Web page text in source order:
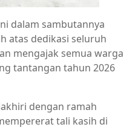
dalam sambutannya
atas dedikasi seluruh
mengajak semua warga
tantangan tahun 2026
dengan ramah
tali kasih di